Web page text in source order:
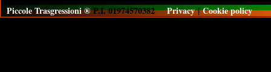
Piccole Trasgressioni ®P.I. 01974570382Privacy|Cookie policy